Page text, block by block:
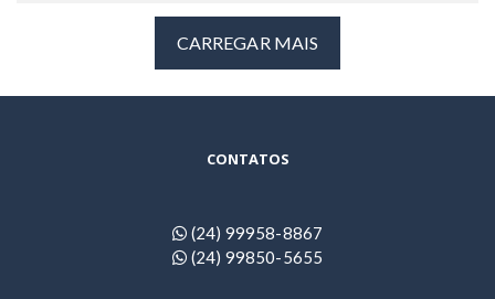
CARREGAR MAIS
CONTATOS
(24) 99958-8867
(24) 99850-5655